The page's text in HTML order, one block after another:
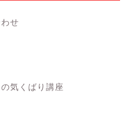
せ
気くばり講座